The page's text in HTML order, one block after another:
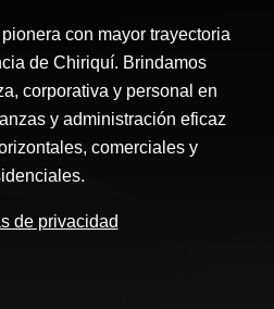
con mayor trayectoria
de Chiriquí. Brindamos
corporativa y personal en
y administración eficaz
comerciales y
de privacidad